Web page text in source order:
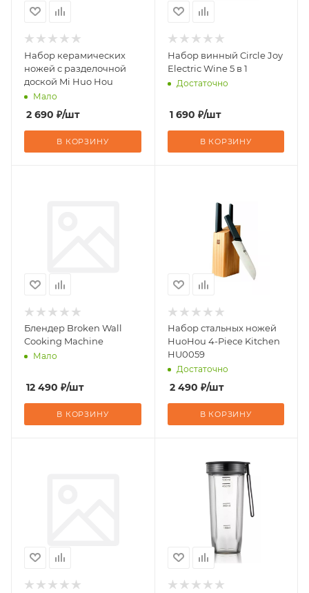
Набор керамических
ножей с разделочной
доской Mi Huo Hou
Мало
2 690 ₽/шт
В КОРЗИНУ
Набор винный Circle Joy
Electric Wine 5 в 1
Достаточно
1 690 ₽/шт
В КОРЗИНУ
Блендер Broken Wall
Cooking Machine
Мало
12 490 ₽/шт
В КОРЗИНУ
Набор стальных ножей
HuoHou 4-Piece Kitchen
HU0059
Достаточно
2 490 ₽/шт
В КОРЗИНУ